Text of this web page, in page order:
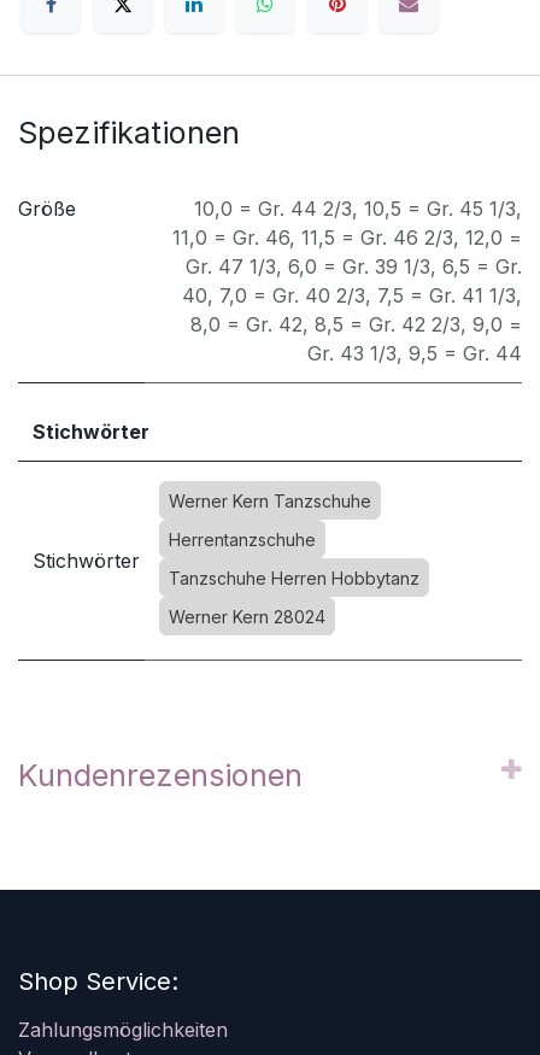
Spezifikationen
Größe 10,0 = Gr. 44 2/3, 10,5 = Gr. 45 1/3,
11,0 = Gr. 46, 11,5 = Gr. 46 2/3, 12,0 =
Gr. 47 1/3, 6,0 = Gr. 39 1/3, 6,5 = Gr.
40, 7,0 = Gr. 40 2/3, 7,5 = Gr. 41 1/3,
8,0 = Gr. 42, 8,5 = Gr. 42 2/3, 9,0 =
Gr. 43 1/3, 9,5 = Gr. 44
Stichwörter
Stichwörter
Werner Kern Tanzschuhe
Herrentanzschuhe
Tanzschuhe Herren Hobbytanz
Werner Kern 28024
Kundenrezensionen
Shop Service:
Zahlungsmöglichkeiten